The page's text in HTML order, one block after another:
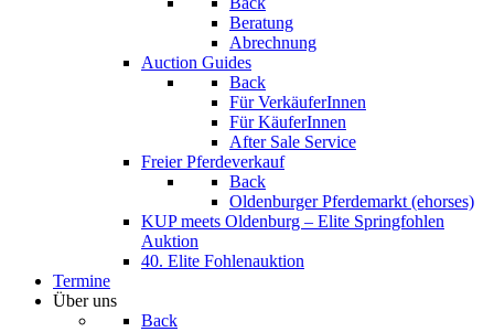
Beratung
Abrechnung
Auction Guides
Back
Für VerkäuferInnen
Für KäuferInnen
After Sale Service
Freier Pferdeverkauf
Back
Oldenburger Pferdemarkt (ehorses)
KUP meets Oldenburg – Elite Springfohlen
Auktion
40. Elite Fohlenauktion
Termine
Über uns
Back